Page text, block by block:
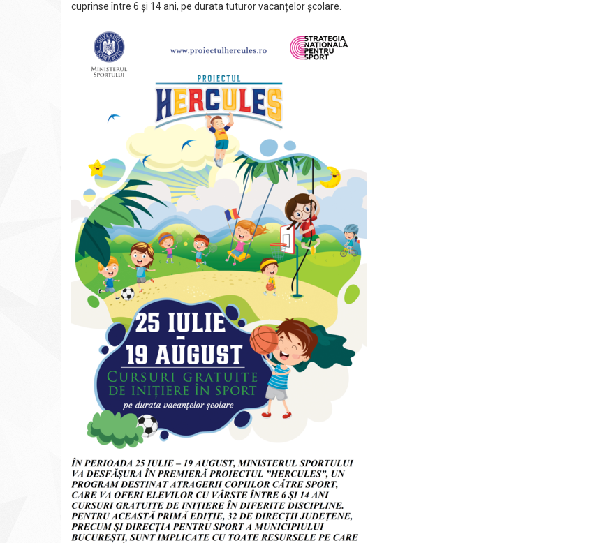
cuprinse între 6 și 14 ani, pe durata tuturor vacanțelor școlare.